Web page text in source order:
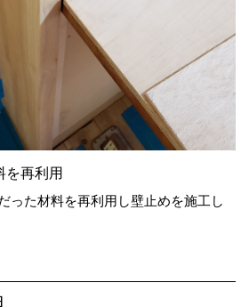
を再利用
った材料を再利用し壁止めを施工し